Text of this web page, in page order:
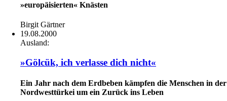
»europäisierten« Knästen
Birgit Gärtner
19.08.2000
Ausland:
»Gölcük, ich verlasse dich nicht«
Ein Jahr nach dem Erdbeben kämpfen die Menschen in der
Nordwesttürkei um ein Zurück ins Leben